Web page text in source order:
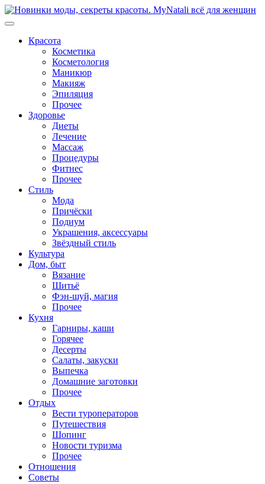
Перейти
к
Красота
Косметика
Косметология
Маникюр
Макияж
Эпиляция
Прочее
Здоровье
Диеты
Лечение
Массаж
Процедуры
Фитнес
Прочее
Стиль
Мода
Причёски
Подиум
Украшения, аксессуары
Звёздный стиль
Культура
Дом, быт
Вязание
Шитьё
Фэн-шуй, магия
Прочее
Кухня
Гарниры, каши
Горячее
Десерты
Салаты, закуски
Выпечка
Домашние заготовки
Прочее
Отдых
Вести туроператоров
Путешествия
Шопинг
Новости туризма
Прочее
Отношения
Советы